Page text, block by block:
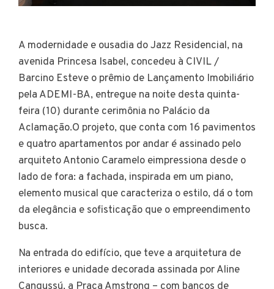
A modernidade e ousadia do Jazz Residencial, na
avenida Princesa Isabel, concedeu à CIVIL /
Barcino Esteve o prêmio de Lançamento Imobiliário
pela ADEMI-BA, entregue na noite desta quinta-
feira (10) durante cerimônia no Palácio da
Aclamação.O projeto, que conta com 16 pavimentos
e quatro apartamentos por andar é assinado pelo
arquiteto Antonio Caramelo eimpressiona desde o
lado de fora: a fachada, inspirada em um piano,
elemento musical que caracteriza o estilo, dá o tom
da elegância e sofisticação que o empreendimento
busca.
Na entrada do edifício, que teve a arquitetura de
interiores e unidade decorada assinada por Aline